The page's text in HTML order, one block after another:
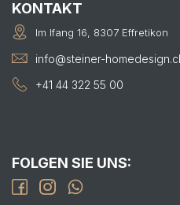
KONTAKT
Im Ifang 16, 8307 Effretikon
info@steiner-
+41 44 322 55 00
FOLGEN SIE UNS: